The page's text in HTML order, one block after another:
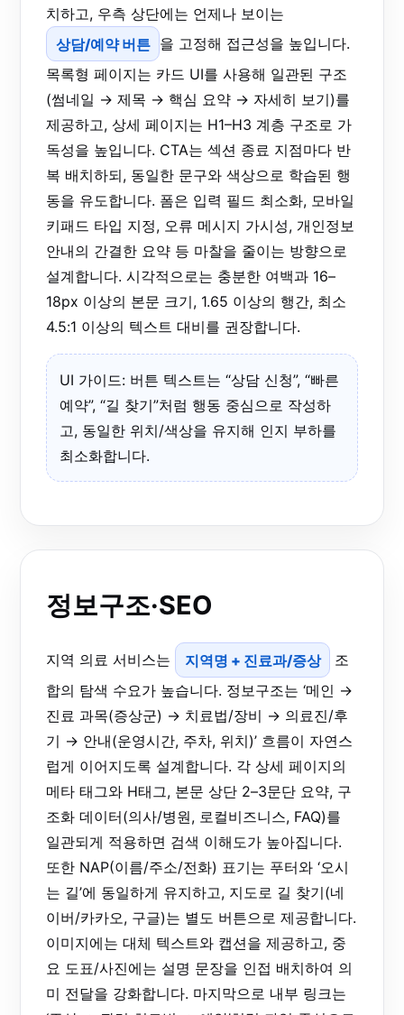
치하고, 우측 상단에는 언제나 보이는
상담/예약 버튼 을 고정해 접근성을 높입니다.
목록형 페이지는 카드 UI를 사용해 일관된 구조
(썸네일 → 제목 → 핵심 요약 → 자세히 보기)를
제공하고, 상세 페이지는 H1–H3 계층 구조로 가
독성을 높입니다. CTA는 섹션 종료 지점마다 반
복 배치하되, 동일한 문구와 색상으로 학습된 행
동을 유도합니다. 폼은 입력 필드 최소화, 모바일
키패드 타입 지정, 오류 메시지 가시성, 개인정보
안내의 간결한 요약 등 마찰을 줄이는 방향으로
설계합니다. 시각적으로는 충분한 여백과 16–
18px 이상의 본문 크기, 1.65 이상의 행간, 최소
4.5:1 이상의 텍스트 대비를 권장합니다.
UI 가이드: 버튼 텍스트는 “상담 신청”, “빠른
예약”, “길 찾기”처럼 행동 중심으로 작성하
고, 동일한 위치/색상을 유지해 인지 부하를
최소화합니다.
정보구조·SEO
지역 의료 서비스는 지역명 + 진료과/증상
조
합의 탐색 수요가 높습니다. 정보구조는 ‘메인 →
진료 과목(증상군) → 치료법/장비 → 의료진/후
기 → 안내(운영시간, 주차, 위치)’ 흐름이 자연스
럽게 이어지도록 설계합니다. 각 상세 페이지의
메타 태그와 H태그, 본문 상단 2–3문단 요약, 구
조화 데이터(의사/병원, 로컬비즈니스, FAQ)를
일관되게 적용하면 검색 이해도가 높아집니다.
또한 NAP(이름/주소/전화) 표기는 푸터와 ‘오시
는 길’에 동일하게 유지하고, 지도로 길 찾기(네
이버/카카오, 구글)는 별도 버튼으로 제공합니다.
이미지에는 대체 텍스트와 캡션을 제공하고, 중
요 도표/사진에는 설명 문장을 인접 배치하여 의
미 전달을 강화합니다. 마지막으로 내부 링크는